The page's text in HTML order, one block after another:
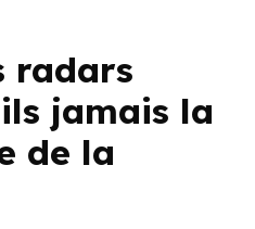
radars
jamais la
de la